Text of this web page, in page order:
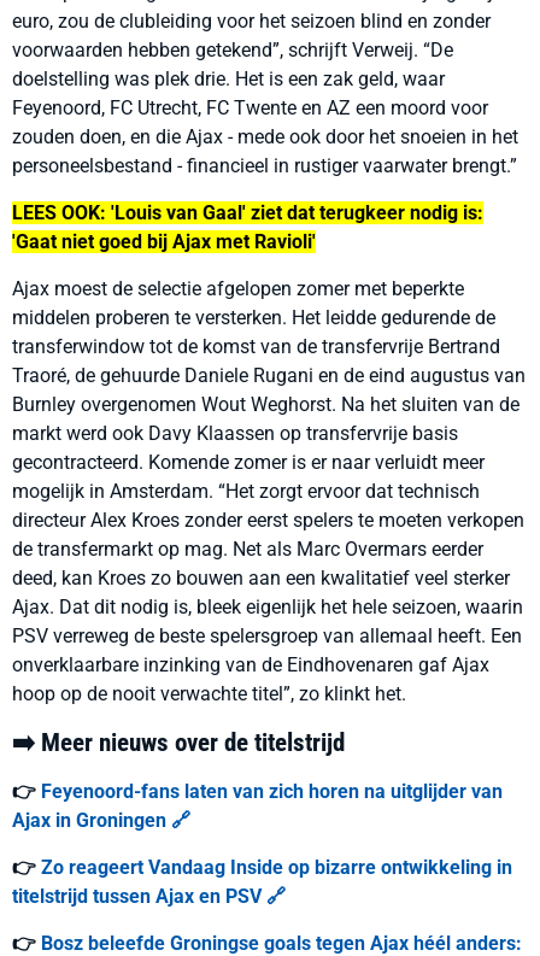
euro, zou de clubleiding voor het seizoen blind en zonder
voorwaarden hebben getekend”, schrijft Verweij. “De
doelstelling was plek drie. Het is een zak geld, waar
Feyenoord, FC Utrecht, FC Twente en AZ een moord voor
zouden doen, en die Ajax - mede ook door het snoeien in het
personeelsbestand - financieel in rustiger vaarwater brengt.”
LEES OOK: 'Louis van Gaal' ziet dat terugkeer nodig is:
'Gaat niet goed bij Ajax met Ravioli'
Ajax moest de selectie afgelopen zomer met beperkte
middelen proberen te versterken. Het leidde gedurende de
transferwindow tot de komst van de transfervrije Bertrand
Traoré, de gehuurde Daniele Rugani en de eind augustus van
Burnley overgenomen Wout Weghorst. Na het sluiten van de
markt werd ook Davy Klaassen op transfervrije basis
gecontracteerd. Komende zomer is er naar verluidt meer
mogelijk in Amsterdam. “Het zorgt ervoor dat technisch
directeur Alex Kroes zonder eerst spelers te moeten verkopen
de transfermarkt op mag. Net als Marc Overmars eerder
deed, kan Kroes zo bouwen aan een kwalitatief veel sterker
Ajax. Dat dit nodig is, bleek eigenlijk het hele seizoen, waarin
PSV verreweg de beste spelersgroep van allemaal heeft. Een
onverklaarbare inzinking van de Eindhovenaren gaf Ajax
hoop op de nooit verwachte titel”, zo klinkt het.
➡️ Meer nieuws over de titelstrijd
👉 Feyenoord-fans laten van zich horen na uitglijder van
Ajax in Groningen 🔗
👉 Zo reageert Vandaag Inside op bizarre ontwikkeling in
titelstrijd tussen Ajax en PSV 🔗
👉 Bosz beleefde Groningse goals tegen Ajax héél anders: